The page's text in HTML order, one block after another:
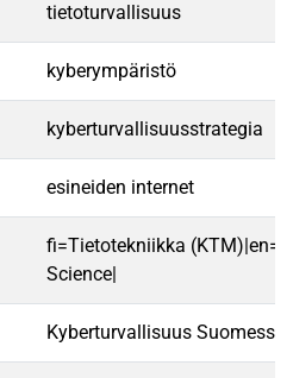
tietoturvallisuus
kyberympäristö
kyberturvallisuusstrategia
esineiden internet
fi=Tietotekniikka
Science|
Kyberturvallisuus Suomessa